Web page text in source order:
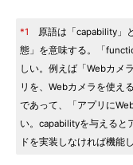
*1 原語は「capability」
態」を意味する。「
しい。例えば「Webカメ
リを、Webカメラを使え
であって、「アプリに
い。capabilityを与えると
ドを実装しなければ機能